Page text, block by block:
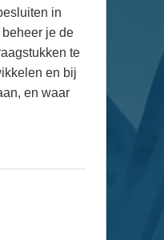
in
je de
te
en bij
en waar